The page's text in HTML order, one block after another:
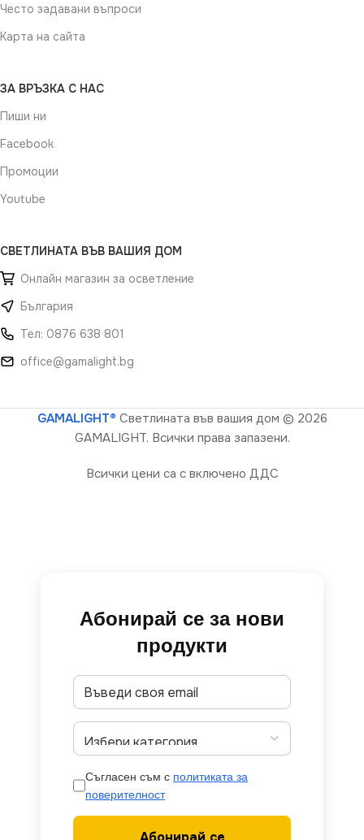
Често задавани въпроси
Карта на сайта
ЗА ВРЪЗКА С НАС
Пиши ни
Facebook
Промоции
Youtube
СВЕТЛИНАТА ВЪВ ВАШИЯ ДОМ
Онлайн магазин за осветление
България
Тел: 0876 638 801
office@gamalight.bg
GAMALIGHT® Светлината във вашия дом © 2026
GAMALIGHT. Всички права запазени.
Всички цени са с включено ДДС
Абонирай се за нови
продукти
Съгласен съм с политиката за
поверителност